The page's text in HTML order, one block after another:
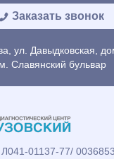
Заказать звонок
ул. Давыдковская,
м. Славянский бульвар
01137-77/